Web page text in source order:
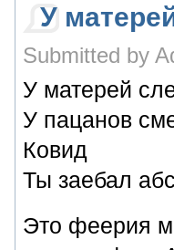
У
Submitted by
У матерей
У пацанов
Ковид
Ты заебал
Это феерия